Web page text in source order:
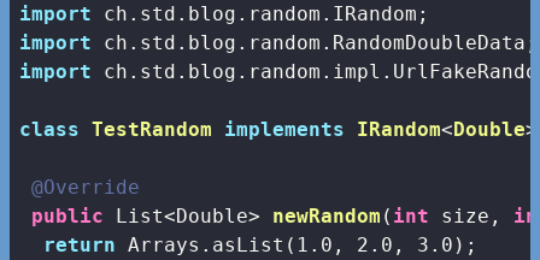
import
import
import
class TestRandom implements IRandom<Double
@Override
public List<Double> newRandom ( int size,
return Arrays.asList( 1.0 , 2.0 , 3.0 );